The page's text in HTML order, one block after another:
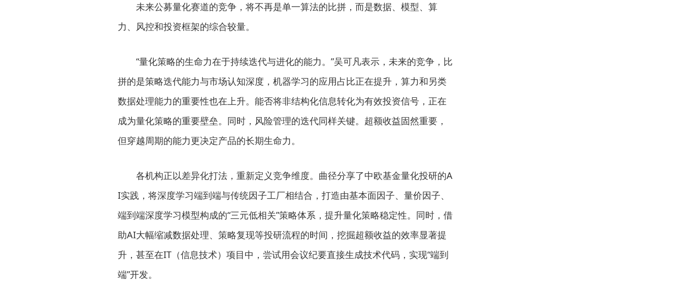
未来公募量化赛道的竞争，将不再是单一算法的比拼，而是数据、模型、算
力、风控和投资框架的综合较量。
“量化策略的生命力在于持续迭代与进化的能力。”吴可凡表示，未来的竞争，比
拼的是策略迭代能力与市场认知深度，机器学习的应用占比正在提升，算力和另类
数据处理能力的重要性也在上升。能否将非结构化信息转化为有效投资信号，正在
成为量化策略的重要壁垒。同时，风险管理的迭代同样关键。超额收益固然重要，
但穿越周期的能力更决定产品的长期生命力。
各机构正以差异化打法，重新定义竞争维度。曲径分享了中欧基金量化投研的A
I实践，将深度学习端到端与传统因子工厂相结合，打造由基本面因子、量价因子、
端到端深度学习模型构成的“三元低相关”策略体系，提升量化策略稳定性。同时，借
助AI大幅缩减数据处理、策略复现等投研流程的时间，挖掘超额收益的效率显著提
升，甚至在IT（信息技术）项目中，尝试用会议纪要直接生成技术代码，实现“端到
端”开发。